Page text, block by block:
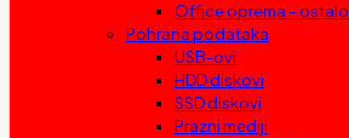
Office oprema – ostalo
Pohrana podataka
USB-ovi
HDD diskovi
SSD diskovi
Prazni mediji